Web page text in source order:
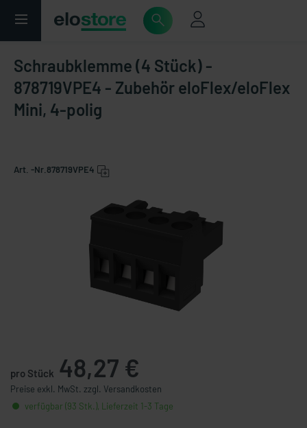
Schraubklemme (4 Stück) -
878719VPE4 - Zubehör eloFlex/eloFlex
Mini, 4-polig
Art. -Nr. 878719VPE4
pro Stück 48,27 €
Preise exkl. MwSt. zzgl. Versandkosten
verfügbar (93 Stk.), Lieferzeit 1-3 Tage